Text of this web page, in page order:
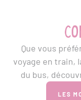
Que vous
voyage en train,
du bus,
LES